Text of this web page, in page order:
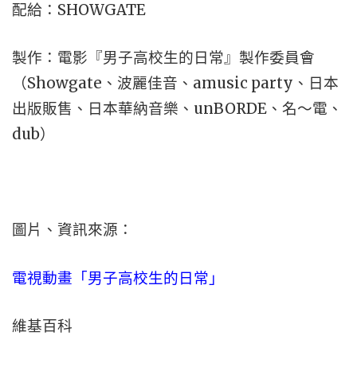
配給：SHOWGATE
製作：電影『男子高校生的日常』製作委員會
（Showgate、波麗佳音、amusic party、日本
出版販售、日本華納音樂、unBORDE、名～電、
dub）
圖片、資訊來源：
電視動畫「男子高校生的日常」
維基百科